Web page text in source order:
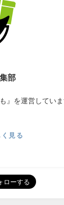
部
』を運営してい
見る